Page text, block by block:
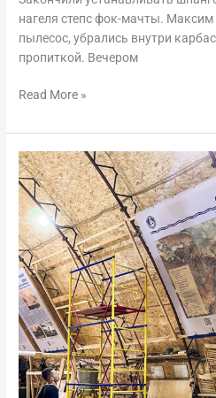
нагеля степс фок-мачты. Максим
пылесос, убрались внутри
пропиткой. Вечером
Read More »
Заветный
флот,
август
2023